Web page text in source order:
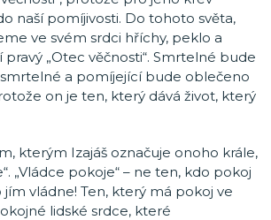
naší pomíjivosti. Do tohoto světa,
ve svém srdci hříchy, peklo a
„Otec věčnosti“. Smrtelné bude
a pomíjející bude oblečeno
on je ten, který dává život, který
kterým Izajáš označuje onoho krále,
„Vládce pokoje“ – ne ten, kdo pokoj
jím vládne! Ten, který má pokoj ve
lidské srdce, které